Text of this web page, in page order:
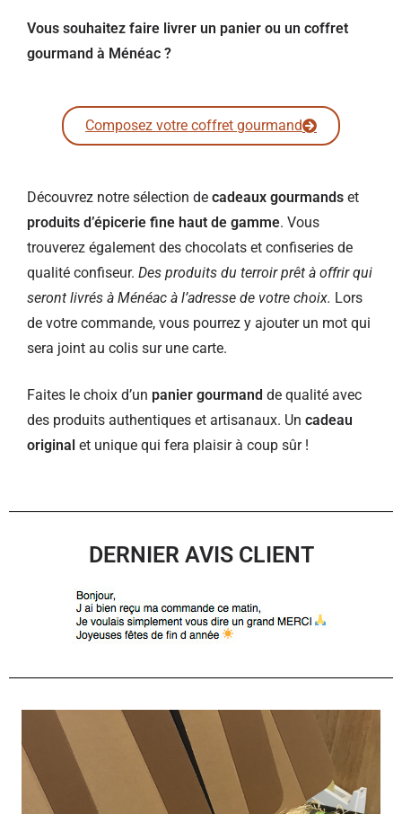
Vous souhaitez faire livrer un panier ou un coffret
gourmand à Ménéac ?
Composez votre coffret gourmand
Découvrez notre sélection de cadeaux gourmands et
produits d’épicerie fine haut de gamme. Vous
trouverez également des chocolats et confiseries de
qualité confiseur. Des produits du terroir prêt à offrir qui
seront livrés à Ménéac à l’adresse de votre choix. Lors
de votre commande, vous pourrez y ajouter un mot qui
sera joint au colis sur une carte.
Faites le choix d’un panier gourmand de qualité avec
des produits authentiques et artisanaux. Un cadeau
original et unique qui fera plaisir à coup sûr !
DERNIER AVIS CLIENT